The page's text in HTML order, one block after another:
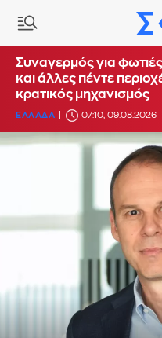
Συναγερμός για
και άλλες πέντε
κρατικός μηχανισμός
ΕΛΛΑΔΑ 07:10, 09.08.2026